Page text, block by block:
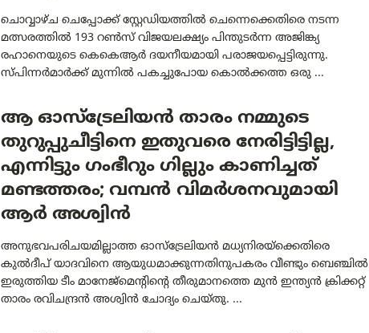
ചൊവ്വാഴ്ച ചെപ്പോക്ക് സ്റ്റേഡിയത്തിൽ ചെന്നെക്കെതിരെ നടന്ന
മത്സരത്തിൽ 193 റൺസ് വിജയലക്ഷ്യം പിന്തുടർന്ന അജിങ്ക്യ
രഹാനെയുടെ കെകെആർ ദയനീയമായി പരാജയപ്പെട്ടിരുന്നു.
സ്പിന്നർമാർക്ക് മുന്നിൽ പകച്ചുപോയ കൊൽക്കത്ത ഒരു ...
ആ ഓസ്‌ട്രേലിയൻ താരം നമ്മുടെ
തുറുപ്പുചീട്ടിനെ ഇതുവരെ നേരിട്ടിട്ടില്ല,
എന്നിട്ടും ഗംഭീറും ഗില്ലും കാണിച്ചത്
മണ്ടത്തരം; വമ്പൻ വിമർശനവുമായി
ആർ അശ്വിൻ
അനുഭവപരിചയമില്ലാത്ത ഓസ്‌ട്രേലിയൻ മധ്യനിരയ്‌ക്കെതിരെ
കുൽദീപ് യാദവിനെ ആയുധമാക്കുന്നതിനുപകരം വീണ്ടും ബെഞ്ചിൽ
ഇരുത്തിയ ടീം മാനേജ്‌മെന്റിന്റെ തീരുമാനത്തെ മുൻ ഇന്ത്യൻ ക്രിക്കറ്റ്
താരം രവിചന്ദ്രൻ അശ്വിൻ ചോദ്യം ചെയ്തു. ...